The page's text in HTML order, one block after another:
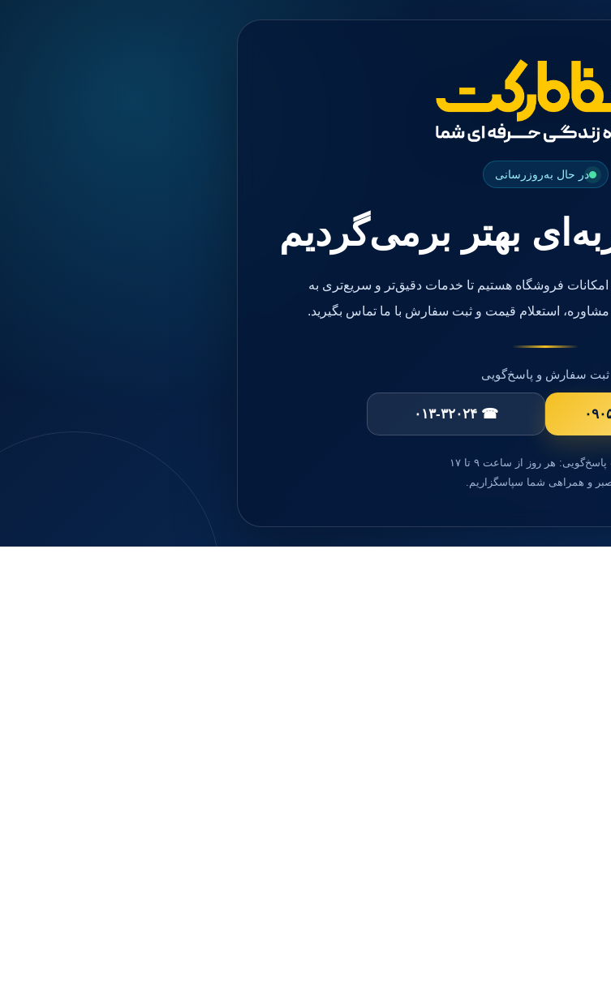
در حال به‌روزرسانی
بهتر برمی‌گردیم
فروشگاه هستیم تا خدمات دقیق‌تر و سریع‌تری به
مشاوره، استعلام قیمت و ثبت سفارش با ما تماس بگیرید.
ثبت سفارش و پاسخ‌گویی
☎ ۰۱۳-۳۲۰۲۴
هر روز از ساعت ۹ تا ۱۷
صبر و همراهی شما سپاسگزاریم.